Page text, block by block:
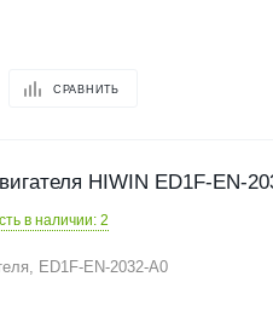
СРАВНИТЬ
HIWIN ED1F-EN-
в наличии: 2
ED1F-EN-2032-A0